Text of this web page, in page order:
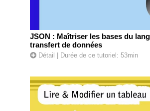
JSON : Maîtriser les bases du
transfert de données
Détail | Durée de ce tutoriel: 53min